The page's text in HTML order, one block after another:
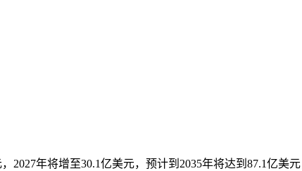
2027年将增至30.1亿美元，预计到2035年将达到87.1亿美